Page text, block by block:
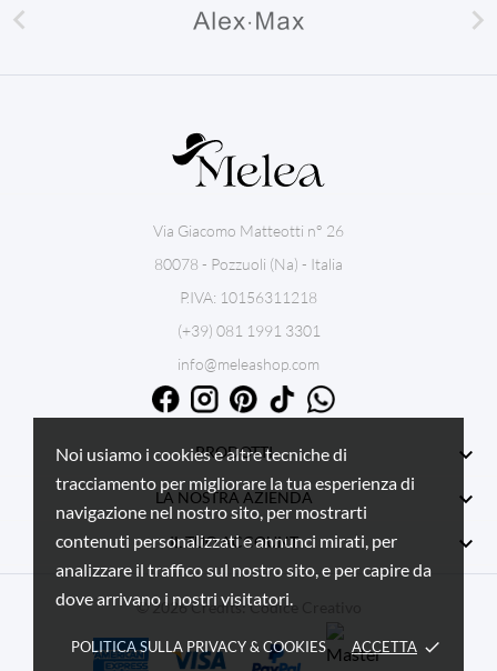
Noi usiamo i cookies e altre tecniche di
tracciamento per migliorare la tua esperienza di
navigazione nel nostro sito, per mostrarti
contenuti personalizzati e annunci mirati, per
analizzare il traffico sul nostro sito, e per capire da
dove arrivano i nostri visitatori.
POLITICA SULLA PRIVACY & COOKIES ACCETTA done
 
Via Giacomo Matteotti n° 26
80078 - Pozzuoli (Na) - Italia
P.IVA: 10156311218
(+39) 081 1991 3301
info@meleashop.com
PRODOTTI 
LA NOSTRA AZIENDA 
IL TUO ACCOUNT 
© 2026 Credits:Codice Creativo